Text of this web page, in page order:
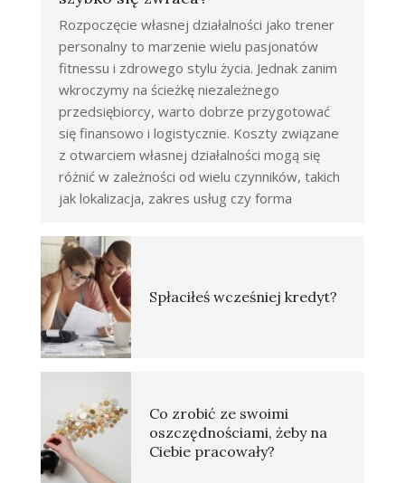
Rozpoczęcie własnej działalności jako trener
personalny to marzenie wielu pasjonatów
fitnessu i zdrowego stylu życia. Jednak zanim
wkroczymy na ścieżkę niezależnego
przedsiębiorcy, warto dobrze przygotować
się finansowo i logistycznie. Koszty związane
z otwarciem własnej działalności mogą się
różnić w zależności od wielu czynników, takich
jak lokalizacja, zakres usług czy forma
Spłaciłeś wcześniej kredyt?
Co zrobić ze swoimi
oszczędnościami, żeby na
Ciebie pracowały?